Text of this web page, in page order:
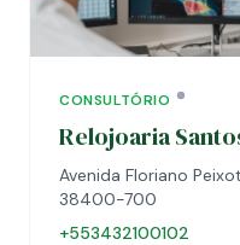
CONSULTÓRIO
Relojoaria
Avenida Floriano
38400-700
+553432100102